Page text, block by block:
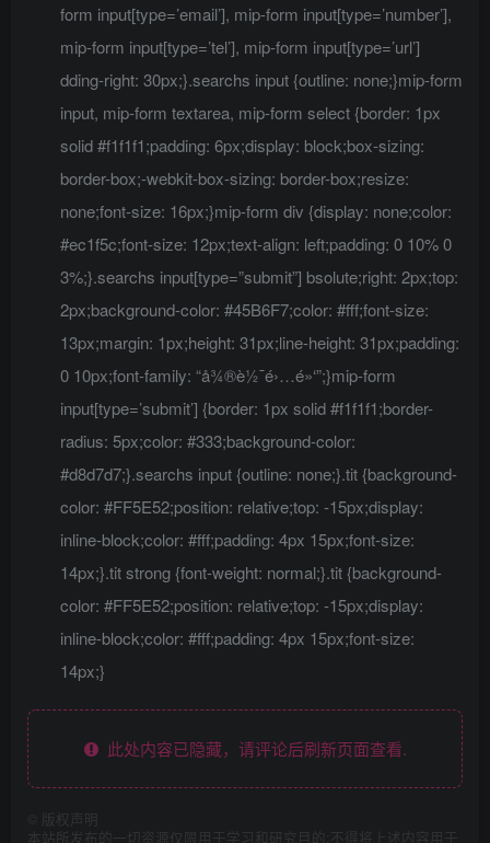
form input[type=’email’], mip-form input[type=’number’],
mip-form input[type=’tel’], mip-form input[type=’url’]
dding-right: 30px;}.searchs input {outline: none;}mip-form
input, mip-form textarea, mip-form select {border: 1px
solid #f1f1f1;padding: 6px;display: block;box-sizing:
border-box;-webkit-box-sizing: border-box;resize:
none;font-size: 16px;}mip-form div {display: none;color:
#ec1f5c;font-size: 12px;text-align: left;padding: 0 10% 0
3%;}.searchs input[type=”submit”] bsolute;right: 2px;top:
2px;background-color: #45B6F7;color: #fff;font-size:
13px;margin: 1px;height: 31px;line-height: 31px;padding:
0 10px;font-family: “å¾®è½¯é›…é»‘”;}mip-form
input[type=’submit’] {border: 1px solid #f1f1f1;border-
radius: 5px;color: #333;background-color:
#d8d7d7;}.searchs input {outline: none;}.tit {background-
color: #FF5E52;position: relative;top: -15px;display:
inline-block;color: #fff;padding: 4px 15px;font-size:
14px;}.tit strong {font-weight: normal;}.tit {background-
color: #FF5E52;position: relative;top: -15px;display:
inline-block;color: #fff;padding: 4px 15px;font-size:
14px;}
此处内容已隐藏，请评论后刷新页面查看.
版权声明
本站所发布的一切资源仅限用于学习和研究目的;不得将上述内容用于